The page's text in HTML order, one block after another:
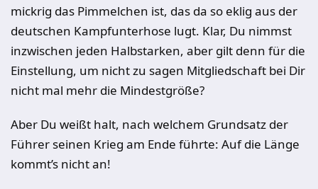
mickrig das Pimmelchen ist, das da so eklig aus der
deutschen Kampfunterhose lugt. Klar, Du nimmst
inzwischen jeden Halbstarken, aber gilt denn für die
Einstellung, um nicht zu sagen Mitgliedschaft bei Dir
nicht mal mehr die Mindestgröße?
Aber Du weißt halt, nach welchem Grundsatz der
Führer seinen Krieg am Ende führte: Auf die Länge
kommt’s nicht an!